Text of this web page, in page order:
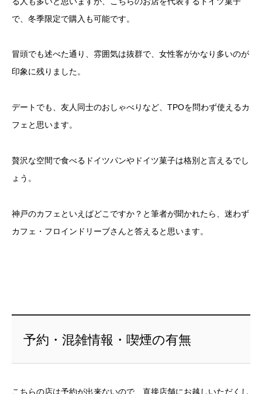
で、冬季限定で購入も可能です。
冒頭でも述べた通り、雰囲気は抜群で、女性客がかなり多いのが
印象に残りました。
デートでも、友人同士のおしゃべりなど、TPOを問わず使えるカ
フェと思います。
贅沢な空間で食べるドイツパンやドイツ菓子は格別と言えるでし
ょう。
神戸のカフェといえばどこですか？と筆者が聞かれたら、迷わず
カフェ・フロインドリーブさんと答えると思います。
予約・混雑情報・喫煙の有無
こちらの店は予約が出来ないので、直接店舗にお越しいただくし